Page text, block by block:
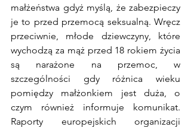
małżeństwa gdyż myślą, że zabezpieczy
je to przed przemocą seksualną. Wręcz
przeciwnie, młode dziewczyny, które
wychodzą za mąż przed 18 rokiem życia
są narażone na przemoc, w
szczególności gdy różnica wieku
pomiędzy małżonkiem jest duża, o
czym również informuje komunikat.
Raporty europejskich organizacji